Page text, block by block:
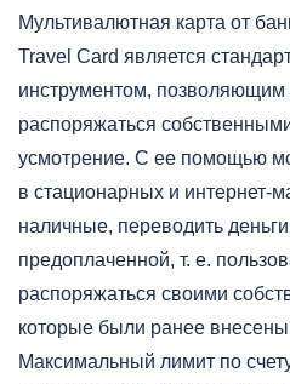
Мультивалютная карта от
Travel Card является
инструментом,
распоряжаться
усмотрение. С ее помощью
в стационарных и интернет-
наличные, переводить
предоплаченной, т. е.
распоряжаться своими
которые были ранее
Максимальный лимит по